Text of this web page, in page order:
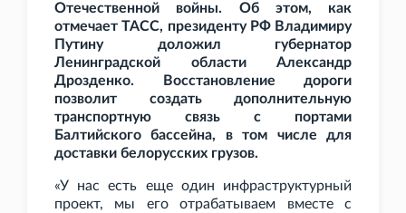
Отечественной войны. Об этом, как
отмечает ТАСС, президенту РФ Владимиру
Путину доложил губернатор
Ленинградской области Александр
Дрозденко. Восстановление дороги
позволит создать дополнительную
транспортную связь с портами
Балтийского бассейна, в том числе для
доставки белорусских грузов.
«У нас есть еще один инфраструктурный
проект, мы его отрабатываем вместе с